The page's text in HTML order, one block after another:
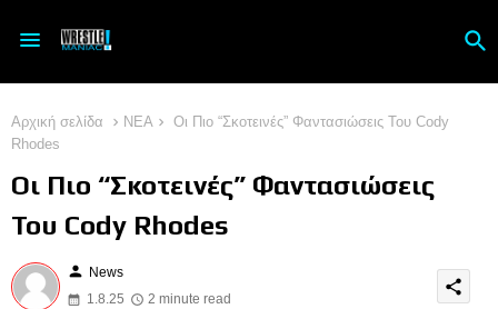
Αρχική σελίδα ΝΕΑ
Οι Πιο “Σκοτεινές” Φαντασιώσεις Του Cody
Rhodes
Οι Πιο “Σκοτεινές” Φαντασιώσεις
Του Cody Rhodes
person News
1.8.25
2 minute read
share